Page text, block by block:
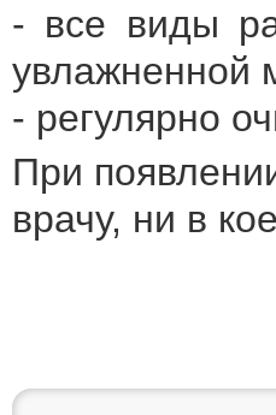
- все виды
увлажненной
- регулярно
При
врачу, ни в